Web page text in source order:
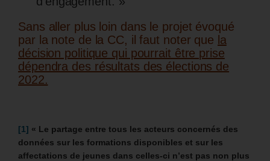
Sans aller plus loin dans le projet évoqué
par la note de la CC, il faut noter que la
décision politique qui pourrait être prise
dépendra des résultats des élections de
2022.
[1] « Le partage entre tous les acteurs concernés des
données sur les formations disponibles et sur les
affectations de jeunes dans celles-ci n’est pas non plus